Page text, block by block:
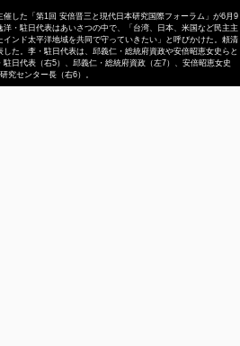
した「第1回 安倍晋三と現代日本研究国際フォーラム」が6月9
・駐日代表はあいさつの中で、「台湾、日本、米国など民主主
ンド太平洋地域を共同で守っていきたい」と呼びかけた。頼清
た。李・駐日代表は、邱義仁・総統府資政や安倍昭恵女史らと
日代表（右5）、邱義仁・総統府資政（左7）、安倍昭恵女史
究センター長（右6）。